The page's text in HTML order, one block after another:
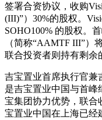
签署合资协议，收购
(III)”）30%的股权。
SOHO100% 的股权。
（简称“AAMTF III”）
联合投资者则持有剩余
吉宝置业首席执行官兼
是吉宝置业中国与首
宝集团协力优势，联合
宝置业中国在上海已经